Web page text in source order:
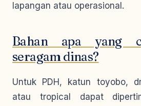
lapangan atau operasional.
Bahan apa yang
seragam dinas?
Untuk PDH, katun toyobo,
atau tropical dapat